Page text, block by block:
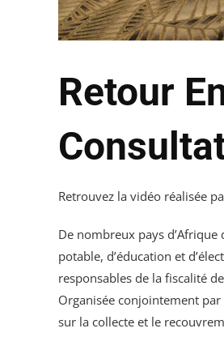
Retour
Retrouvez la vidéo réalisée
De nombreux pays
potable, d’éducation et
responsables de la fiscalité
Organisée conjointement par
sur la collecte et le